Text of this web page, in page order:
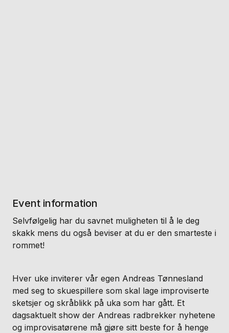
Event information
Selvfølgelig har du savnet muligheten til å le deg
skakk mens du også beviser at du er den smarteste i
rommet!
Hver uke inviterer vår egen Andreas Tønnesland
med seg to skuespillere som skal lage improviserte
sketsjer og skråblikk på uka som har gått. Et
dagsaktuelt show der Andreas radbrekker nyhetene
og improvisatørene må gjøre sitt beste for å henge